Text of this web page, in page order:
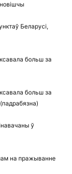
Беларусі,
больш за
больш за
ў
на пражыванне